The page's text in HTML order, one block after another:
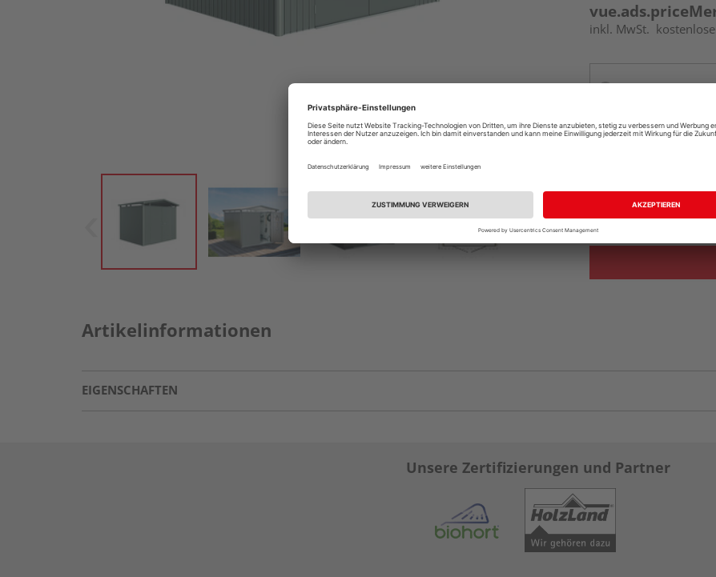
inkl. MwSt.
Auf
Artikelinformationen
EIGENSCHAFTEN
Unsere Zertifizierungen und Partner